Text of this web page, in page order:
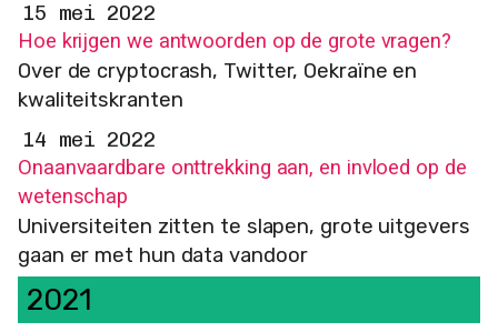
15 mei 2022
Hoe krijgen we antwoorden op de grote vragen?
Over de cryptocrash, Twitter, Oekraïne en
kwaliteitskranten
14 mei 2022
Onaanvaardbare onttrekking aan, en invloed op de
wetenschap
Universiteiten zitten te slapen, grote uitgevers
gaan er met hun data vandoor
2021